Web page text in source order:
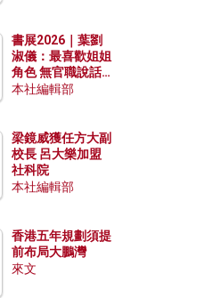
書展2026｜葉劉
淑儀：最喜歡姐姐
角色 無官職說話
包袱少
本社編輯部
梁鏡威獲任方大副
校長 呂大樂加盟
社科院
本社編輯部
香港五年規劃須提
前布局大鵬灣
來文